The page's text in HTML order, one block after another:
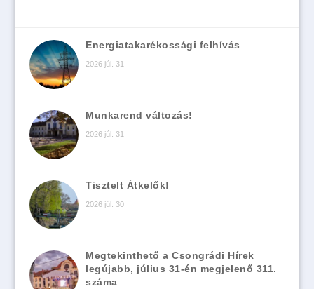
Energiatakarékossági felhívás
2026 júl. 31
Munkarend változás!
2026 júl. 31
Tisztelt Átkelők!
2026 júl. 30
Megtekinthető a Csongrádi Hírek
legújabb, július 31-én megjelenő 311.
száma